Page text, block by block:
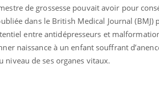
de grossesse pouvait avoir pour
dans le British Medical Journal (BMJ)
entre antidépresseurs et
naissance à un enfant souffrant
niveau de ses organes vitaux.
mental ou
de la
ce qui la rend
En 2026, l'insuline
reste entourée d'idées
patients comme